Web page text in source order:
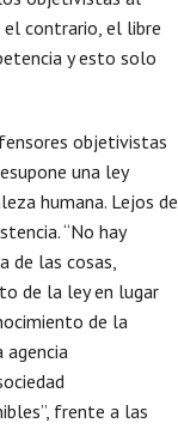
el contrario, el libre
y esto solo
objetivistas
una ley
humana. Lejos de
“No hay
de las cosas,
de la ley en lugar
de la
agencia
frente a las